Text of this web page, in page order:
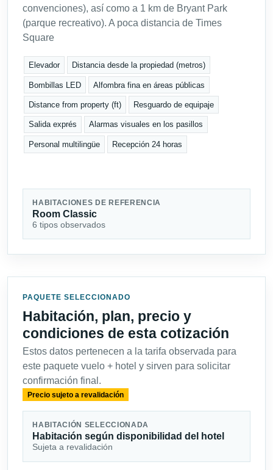
convenciones), así como a 1 km de Bryant Park
(parque recreativo). A poca distancia de Times
Square
Elevador Distancia desde la propiedad (metros)
Bombillas LED Alfombra fina en áreas públicas
Distance from property (ft) Resguardo de equipaje
Salida exprés Alarmas visuales en los pasillos
Personal multilingüe Recepción 24 horas
HABITACIONES DE REFERENCIA
Room Classic
6 tipos observados
PAQUETE SELECCIONADO
Habitación, plan, precio y
condiciones de esta cotización
Estos datos pertenecen a la tarifa observada para
este paquete vuelo + hotel y sirven para solicitar
confirmación final.
Precio sujeto a revalidación
HABITACIÓN SELECCIONADA
Habitación según disponibilidad del hotel
Sujeta a revalidación